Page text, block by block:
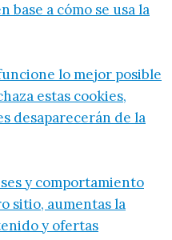
base a cómo se usa la
lo mejor posible
estas cookies,
desaparecerán de la
y comportamiento
sitio, aumentas la
y ofertas